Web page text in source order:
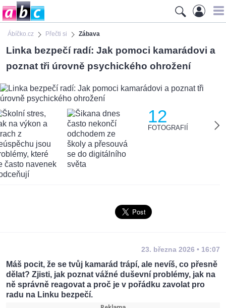
Ábíčko.cz Přečti si Zábava
Linka bezpečí radí: Jak pomoci kamarádovi a
poznat tři úrovně psychického ohrožení
12
FOTOGRAFIÍ
23. března 2026 • 16:07
Máš pocit, že se tvůj kamarád trápí, ale nevíš, co přesně
dělat? Zjisti, jak poznat vážné duševní problémy, jak na
ně správně reagovat a proč je v pořádku zavolat pro
radu na Linku bezpečí.